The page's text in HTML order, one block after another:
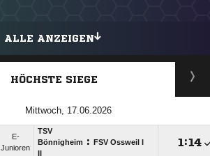
ALLE ANZEIGEN
HÖCHSTE SIEGE
Mittwoch, 17.06.2026
E-
Junioren
TSV
Bönnigheim : FSV Ossweil I :